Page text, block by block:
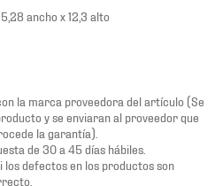
ancho x 12,3 alto
la marca proveedora del artículo (Se
y se enviaran al proveedor que
la garantía).
de 30 a 45 días hábiles.
los defectos en los productos son